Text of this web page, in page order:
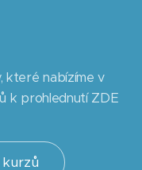
které nabízíme v
k prohlednutí ZDE